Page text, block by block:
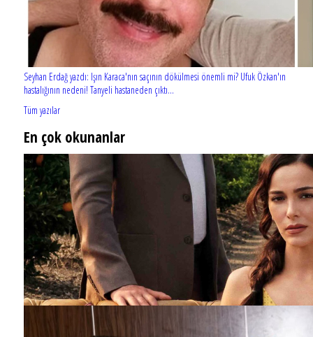
Seyhan Erdağ yazdı: Işın Karaca'nın saçının dökülmesi önemli mi? Ufuk Özkan'ın
hastalığının nedeni! Tanyeli hastaneden çıktı...
Tüm yazılar
En çok okunanlar